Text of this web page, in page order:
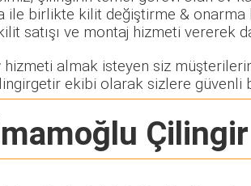
birlikte kilit değiştirme & onarma
satışı ve montaj hizmeti vererek
hizmeti almak isteyen siz
ekibi olarak sizlere güvenli
Çilingir